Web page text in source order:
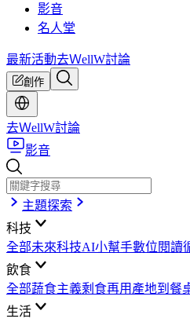
影音
名人堂
最新活動去ＷellW討論
創作
去ＷellW討論
影音
主題探索
科技
全部未來科技AI小幫手數位閱讀
飲食
全部蔬食主義剩食再用 產地到餐
生活